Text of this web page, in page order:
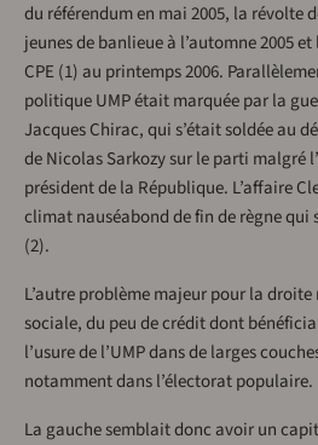
du référendum en mai 2005, la révolte
jeunes de banlieue à l’automne 2005
CPE (1) au printemps 2006.
politique UMP était marquée par la
Jacques Chirac, qui s’était soldée au
de Nicolas Sarkozy sur le parti malgré
président de la République. L’affaire
climat nauséabond de fin de règne qui
(2).
L’autre problème majeur pour la
sociale, du peu de crédit dont
l’usure de l’UMP dans de larges
notamment dans l’électorat populaire.
La gauche semblait donc avoir un